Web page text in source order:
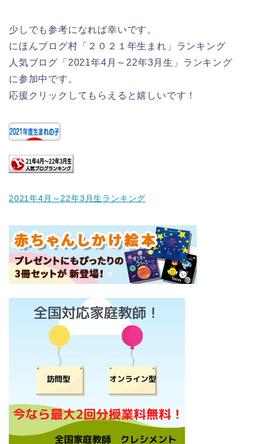
少しでも参考になれば幸いです。
にほんブログ村「２０２１年生まれ」ランキング
人気ブログ「2021年4月～22年3月生」ランキング
に参加中です。
応援クリックしてもらえると嬉しいです！
2021年4月～22年3月生ランキング